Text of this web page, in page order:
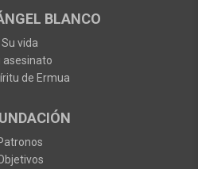
BLANCO
Su vida
asesinato
de Ermua